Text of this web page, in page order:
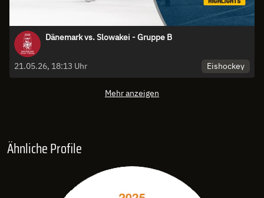
Dänemark vs. Slowakei - Gruppe B
21.05.26, 18:13 Uhr Eishockey
Mehr anzeigen
Ähnliche Profile